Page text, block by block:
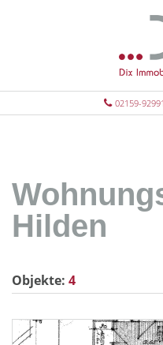
02159-
Hilden
Objekte: 4